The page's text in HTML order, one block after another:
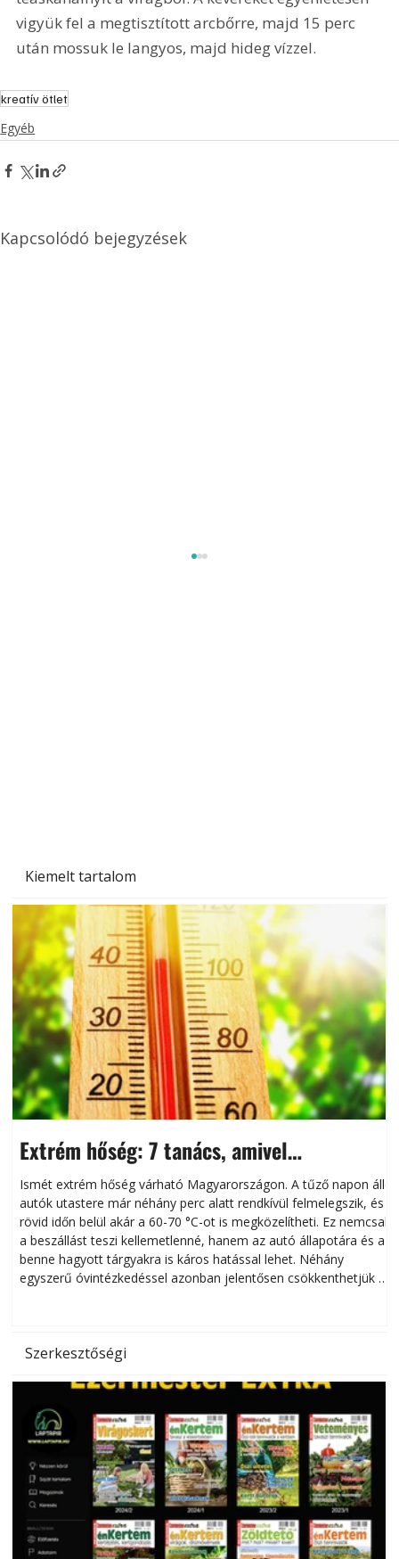
Kiemelt tartalom
Extrém hőség: 7 tanács, amivel
megóvhatjuk autónkat a nyári károktól
Ismét extrém hőség várható Magyarországon. A tűző napon álló
autók utastere már néhány perc alatt rendkívül felmelegszik, és
rövid időn belül akár a 60-70 °C-ot is megközelítheti. Ez nemcsak
a beszállást teszi kellemetlenné, hanem az autó állapotára és a
benne hagyott tárgyakra is káros hatással lehet. Néhány
egyszerű óvintézkedéssel azonban jelentősen csökkenthetjük a
Szerkesztőségi
vigyük fel a megtisztított arcbőrre, majd 15 perc
után mossuk le langyos, majd hideg vízzel.
kreatív ötlet
Egyéb
Kapcsolódó bejegyzések